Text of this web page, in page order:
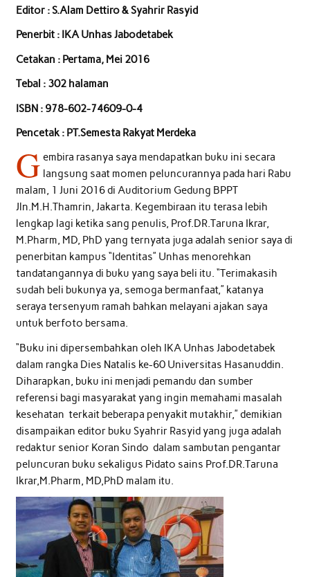
Editor : S.Alam Dettiro & Syahrir Rasyid
Penerbit : IKA Unhas Jabodetabek
Cetakan : Pertama, Mei 2016
Tebal : 302 halaman
ISBN : 978-602-74609-0-4
Pencetak : PT.Semesta Rakyat Merdeka
G embira rasanya saya mendapatkan buku ini secara
langsung saat momen peluncurannya pada hari Rabu
malam, 1 Juni 2016 di Auditorium Gedung BPPT
Jln.M.H.Thamrin, Jakarta. Kegembiraan itu terasa lebih
lengkap lagi ketika sang penulis, Prof.DR.Taruna Ikrar,
M.Pharm, MD, PhD yang ternyata juga adalah senior saya di
penerbitan kampus “Identitas” Unhas menorehkan
tandatangannya di buku yang saya beli itu. “Terimakasih
sudah beli bukunya ya, semoga bermanfaat,” katanya
seraya tersenyum ramah bahkan melayani ajakan saya
untuk berfoto bersama.
“Buku ini dipersembahkan oleh IKA Unhas Jabodetabek
dalam rangka Dies Natalis ke-60 Universitas Hasanuddin.
Diharapkan, buku ini menjadi pemandu dan sumber
referensi bagi masyarakat yang ingin memahami masalah
kesehatan terkait beberapa penyakit mutakhir,” demikian
disampaikan editor buku Syahrir Rasyid yang juga adalah
redaktur senior Koran Sindo dalam sambutan pengantar
peluncuran buku sekaligus Pidato sains Prof.DR.Taruna
Ikrar,M.Pharm, MD,PhD malam itu.